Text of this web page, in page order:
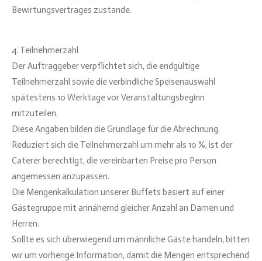
Bewirtungsvertrages zustande.
4. Teilnehmerzahl
Der Auftraggeber verpflichtet sich, die endgültige
Teilnehmerzahl sowie die verbindliche Speisenauswahl
spätestens 10 Werktage vor Veranstaltungsbeginn
mitzuteilen.
Diese Angaben bilden die Grundlage für die Abrechnung.
Reduziert sich die Teilnehmerzahl um mehr als 10 %, ist der
Caterer berechtigt, die vereinbarten Preise pro Person
angemessen anzupassen.
Die Mengenkalkulation unserer Buffets basiert auf einer
Gästegruppe mit annähernd gleicher Anzahl an Damen und
Herren.
Sollte es sich überwiegend um männliche Gäste handeln, bitten
wir um vorherige Information, damit die Mengen entsprechend